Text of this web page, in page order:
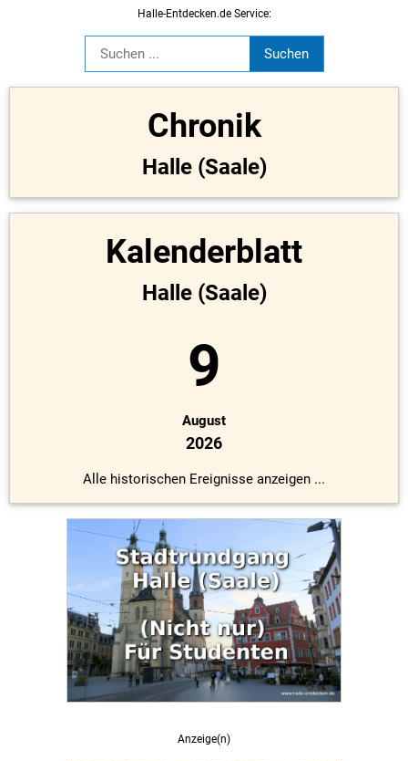
Halle-Entdecken.de Service:
Chronik
Halle (Saale)
Kalenderblatt
Halle (Saale)
9
August
2026
Alle historischen Ereignisse anzeigen ...
Anzeige(n)